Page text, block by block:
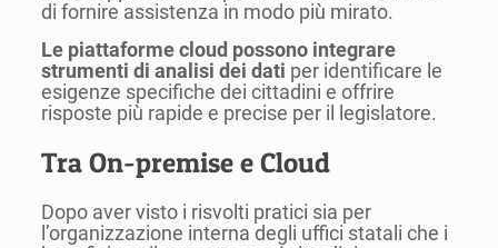
di fornire assistenza in modo più mirato.
Le piattaforme cloud possono integrare
strumenti di analisi dei dati per identificare le
esigenze specifiche dei cittadini e offrire
risposte più rapide e precise per il legislatore.
Tra On-premise e Cloud
Dopo aver visto i risvolti pratici sia per
l’organizzazione interna degli uffici statali che i